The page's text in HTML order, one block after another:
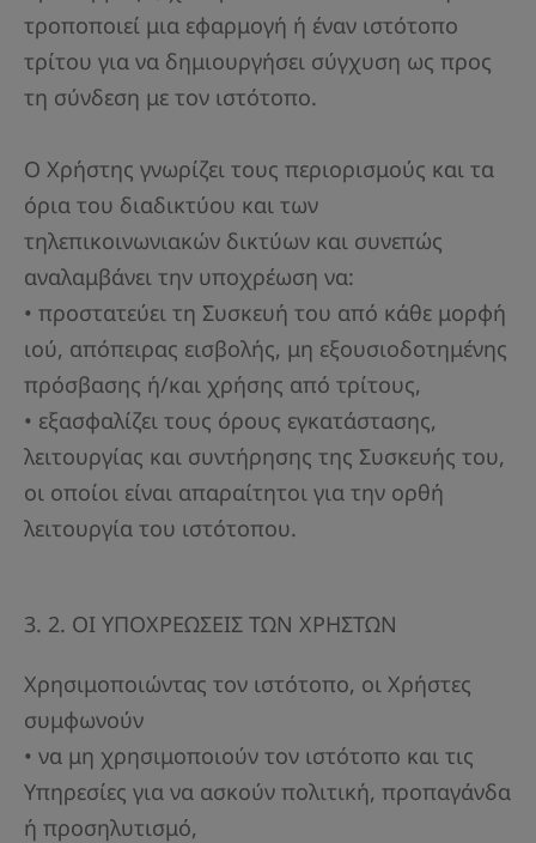
τροποποιεί μια εφαρμογή ή έναν ιστότοπο
τρίτου για να δημιουργήσει σύγχυση ως προς
τη σύνδεση με τον ιστότοπο.
Ο Χρήστης γνωρίζει τους περιορισμούς και τα
όρια του διαδικτύου και των
τηλεπικοινωνιακών δικτύων και συνεπώς
αναλαμβάνει την υποχρέωση να:
• προστατεύει τη Συσκευή του από κάθε μορφή
ιού, απόπειρας εισβολής, μη εξουσιοδοτημένης
πρόσβασης ή/και χρήσης από τρίτους,
• εξασφαλίζει τους όρους εγκατάστασης,
λειτουργίας και συντήρησης της Συσκευής του,
οι οποίοι είναι απαραίτητοι για την ορθή
λειτουργία του ιστότοπου.
3. 2. ΟΙ ΥΠΟΧΡΕΩΣΕΙΣ ΤΩΝ ΧΡΗΣΤΩΝ
Χρησιμοποιώντας τον ιστότοπο, οι Χρήστες
συμφωνούν
• να μη χρησιμοποιούν τον ιστότοπο και τις
Υπηρεσίες για να ασκούν πολιτική, προπαγάνδα
ή προσηλυτισμό,